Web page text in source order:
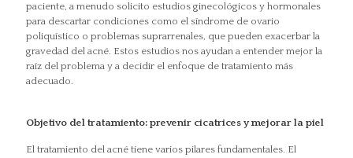
paciente, a menudo solicito estudios ginecológicos y hormonales
para descartar condiciones como el síndrome de ovario
poliquístico o problemas suprarrenales, que pueden exacerbar la
gravedad del acné. Estos estudios nos ayudan a entender mejor la
raíz del problema y a decidir el enfoque de tratamiento más
adecuado.
Objetivo del tratamiento: prevenir cicatrices y mejorar la piel
El tratamiento del acné tiene varios pilares fundamentales. El